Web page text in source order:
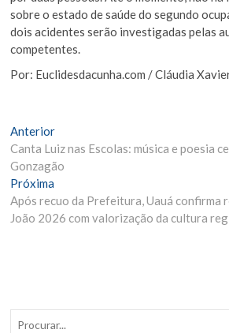
sobre o estado de saúde do segundo
dois acidentes serão investigadas pelas
competentes.
Por: Euclidesdacunha.com / Cláudia
Navegação
de
Post
AnteriorMatéria
Anterior:
Canta Luiz nas Escolas: música e poesia
Gonzagão
Próxima
Materia:
Após recuo da Prefeitura, Uauá confirma
João 2026 com valorização da cultura